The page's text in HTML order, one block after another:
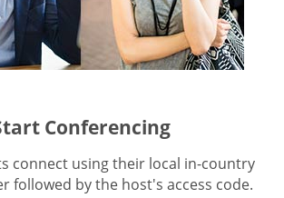
Conferencing
connect using their local in-country
followed by the host's access code.